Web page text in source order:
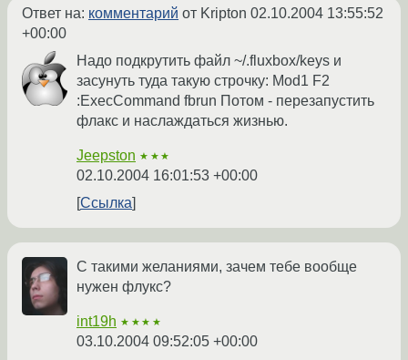
Ответ на: комментарий от Kripton 02.10.2004 13:55:52
+00:00
Надо подкрутить файл ~/.fluxbox/keys и
засунуть туда такую строчку: Mod1 F2
:ExecCommand fbrun Потом - перезапустить
флакс и наслаждаться жизнью.
Jeepston ★★★
02.10.2004 16:01:53 +00:00
Ссылка
С такими желаниями, зачем тебе вообще
нужен флукс?
int19h ★★★★
03.10.2004 09:52:05 +00:00